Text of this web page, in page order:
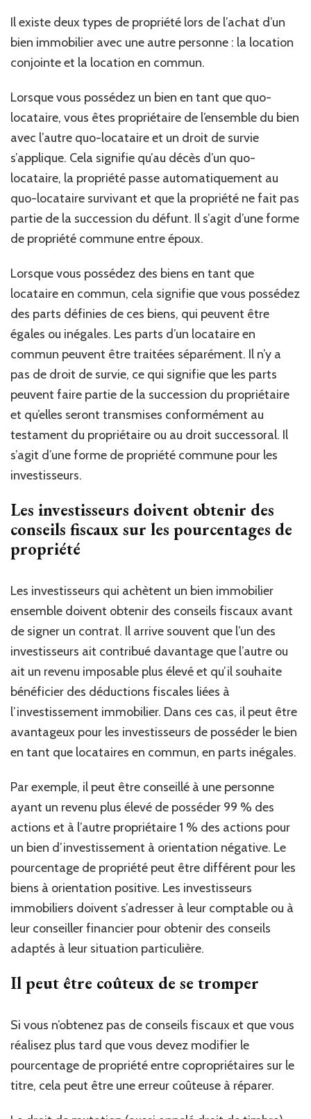
Il existe deux types de propriété lors de l’achat d’un
bien immobilier avec une autre personne : la location
conjointe et la location en commun.
Lorsque vous possédez un bien en tant que quo-
locataire, vous êtes propriétaire de l’ensemble du bien
avec l’autre quo-locataire et un droit de survie
s’applique. Cela signifie qu’au décès d’un quo-
locataire, la propriété passe automatiquement au
quo-locataire survivant et que la propriété ne fait pas
partie de la succession du défunt. Il s’agit d’une forme
de propriété commune entre époux.
Lorsque vous possédez des biens en tant que
locataire en commun, cela signifie que vous possédez
des parts définies de ces biens, qui peuvent être
égales ou inégales. Les parts d’un locataire en
commun peuvent être traitées séparément. Il n’y a
pas de droit de survie, ce qui signifie que les parts
peuvent faire partie de la succession du propriétaire
et qu’elles seront transmises conformément au
testament du propriétaire ou au droit successoral. Il
s’agit d’une forme de propriété commune pour les
investisseurs.
Les investisseurs doivent obtenir des
conseils fiscaux sur les pourcentages de
propriété
Les investisseurs qui achètent un bien immobilier
ensemble doivent obtenir des conseils fiscaux avant
de signer un contrat. Il arrive souvent que l’un des
investisseurs ait contribué davantage que l’autre ou
ait un revenu imposable plus élevé et qu’il souhaite
bénéficier des déductions fiscales liées à
l’investissement immobilier. Dans ces cas, il peut être
avantageux pour les investisseurs de posséder le bien
en tant que locataires en commun, en parts inégales.
Par exemple, il peut être conseillé à une personne
ayant un revenu plus élevé de posséder 99 % des
actions et à l’autre propriétaire 1 % des actions pour
un bien d’investissement à orientation négative. Le
pourcentage de propriété peut être différent pour les
biens à orientation positive. Les investisseurs
immobiliers doivent s’adresser à leur comptable ou à
leur conseiller financier pour obtenir des conseils
adaptés à leur situation particulière.
Il peut être coûteux de se tromper
Si vous n’obtenez pas de conseils fiscaux et que vous
réalisez plus tard que vous devez modifier le
pourcentage de propriété entre copropriétaires sur le
titre, cela peut être une erreur coûteuse à réparer.